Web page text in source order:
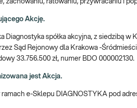
zachowaniu, ratowaniu, przywracaniu i
Akcję.
Diagnostyka spółka akcyjna, z siedzibą
Sąd Rejonowy dla Krakowa -
33.756.500 zł, numer BDO 000002130.
jest Akcja.
ramach e-Sklepu DIAGNOSTYKA pod